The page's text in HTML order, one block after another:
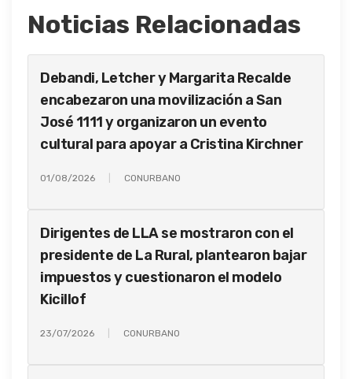
Noticias Relacionadas
Debandi, Letcher y Margarita Recalde
encabezaron una movilización a San
José 1111 y organizaron un evento
cultural para apoyar a Cristina Kirchner
01/08/2026 CONURBANO
Dirigentes de LLA se mostraron con el
presidente de La Rural, plantearon bajar
impuestos y cuestionaron el modelo
Kicillof
23/07/2026 CONURBANO